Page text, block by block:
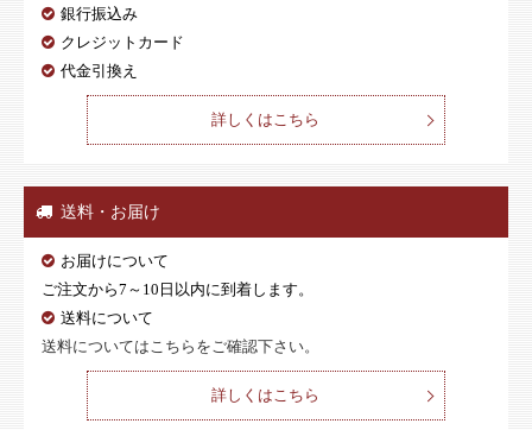
銀行振込み
クレジットカード
代金引換え
詳しくはこちら
送料・お届け
お届けについて
ご注文から7～10日以内に到着します。
送料について
送料についてはこちらをご確認下さい。
詳しくはこちら